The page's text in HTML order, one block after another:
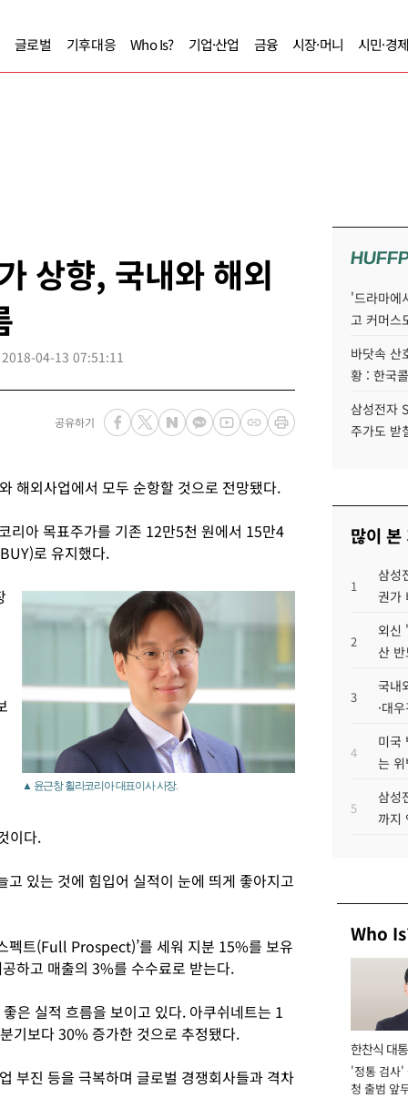
글로벌 기후대응 Who Is? 기업·산업 금융 시장·머니 시민·경
상향, 국내와 해외
2018-04-13 07:51:11
공유하기
해외사업에서 모두 순항할 것으로 전망됐다.
리아 목표주가를 기존 12만5천 원에서 15만4
로 유지했다.
▲ 윤근창 휠라코리아 대표이사 사장.
이다.
있는 것에 힘입어 실적이 눈에 띄게 좋아지고
펙트(Full Prospect)’를 세워 지분 15%를 보유
하고 매출의 3%를 수수료로 받는다.
은 실적 흐름을 보이고 있다. 아쿠쉬네트는 1
기보다 30% 증가한 것으로 추정됐다.
부진 등을 극복하며 글로벌 경쟁회사들과 격차
'드라마에
고 커머스
바닷속 산
황 : 한국
삼성전자
주가도 받
많이 본
1
삼성
권가
2
외신
산
3
국내
·대
4
미국
는
5
삼성
까지
Who
한찬식 대
서관
'정통 검사'
청 출범 앞